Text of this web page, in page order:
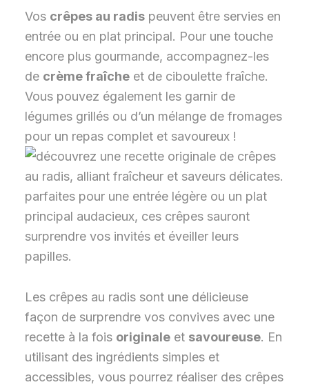
Vos crêpes au radispeuvent être servies en
entrée ou en plat principal. Pour une touche
encore plus gourmande, accompagnez-les
de crème fraîcheet de ciboulette fraîche.
Vous pouvez également les garnir de
légumes grillés ou d’un mélange de fromages
pour un repas complet et savoureux !
Les crêpes au radis sont une délicieuse
façon de surprendre vos convives avec une
recette à la fois originaleet savoureuse. En
utilisant des ingrédients simples et
accessibles, vous pourrez réaliser des crêpes